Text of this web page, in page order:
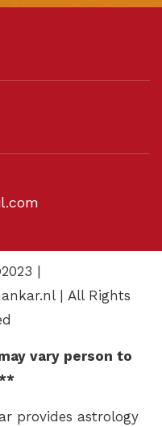
|
| All Rights
vary person to
provides astrology